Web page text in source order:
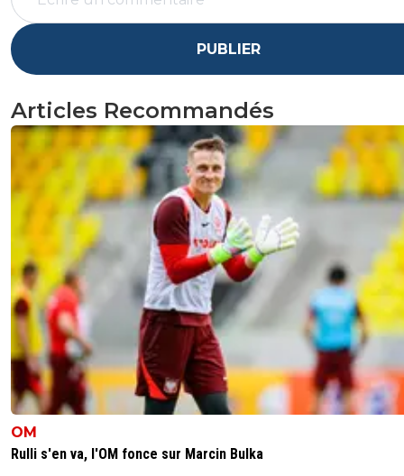
PUBLIER
Articles Recommandés
OM
Rulli s'en va, l'OM fonce sur Marcin Bulka